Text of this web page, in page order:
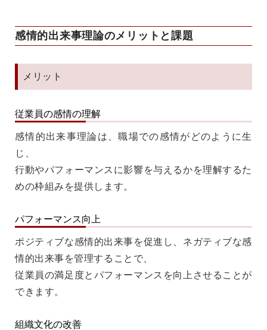
感情的出来事理論のメリットと課題
メリット
従業員の感情の理解
感情的出来事理論は、職場での感情がどのように生
じ、
行動やパフォーマンスに影響を与えるかを理解するた
めの枠組みを提供します。
パフォーマンス向上
ポジティブな感情的出来事を促進し、ネガティブな感
情的出来事を管理することで、
従業員の満足度とパフォーマンスを向上させることが
できます。
組織文化の改善